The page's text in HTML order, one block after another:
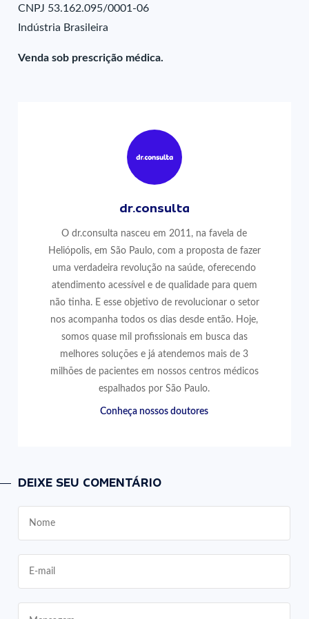
CNPJ 53.162.095/0001-06
Indústria Brasileira
Venda sob prescrição médica.
dr.consulta
O dr.consulta nasceu em 2011, na favela de
Heliópolis, em São Paulo, com a proposta de fazer
uma verdadeira revolução na saúde, oferecendo
atendimento acessível e de qualidade para quem
não tinha. E esse objetivo de revolucionar o setor
nos acompanha todos os dias desde então. Hoje,
somos quase mil profissionais em busca das
melhores soluções e já atendemos mais de 3
milhões de pacientes em nossos centros médicos
espalhados por São Paulo.
Conheça nossos doutores
DEIXE SEU COMENTÁRIO